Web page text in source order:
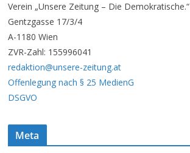
A
r
c
h
i
v
Verein „Unsere Zeitung – Die Demokratische.“
Gentzgasse 17/3/4
A-1180 Wien
ZVR-Zahl: 155996041
redaktion@unsere-zeitung.at
Offenlegung nach § 25 MedienG
DSGVO
Meta